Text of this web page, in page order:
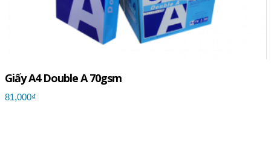
Giấy A4 Double A 70gsm
81,000₫